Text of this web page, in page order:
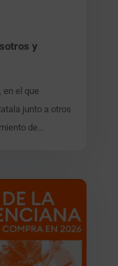
y
en el que
junto a otros
de...